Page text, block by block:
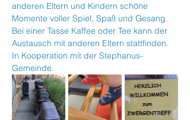
anderen Eltern und Kindern schöne
Momente voller Spiel, Spaß und Gesang.
Bei einer Tasse Kaffee oder Tee kann der
Austausch mit anderen Eltern stattfinden.
In Kooperation mit der Stephanus-
Gemeinde.